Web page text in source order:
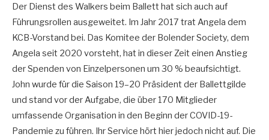
Der Dienst des Walkers beim Ballett hat sich auch auf
Führungsrollen ausgeweitet. Im Jahr 2017 trat Angela dem
KCB-Vorstand bei. Das Komitee der Bolender Society, dem
Angela seit 2020 vorsteht, hat in dieser Zeit einen Anstieg
der Spenden von Einzelpersonen um 30 % beaufsichtigt.
John wurde für die Saison 19–20 Präsident der Ballettgilde
und stand vor der Aufgabe, die über 170 Mitglieder
umfassende Organisation in den Beginn der COVID-19-
Pandemie zu führen. Ihr Service hört hier jedoch nicht auf. Die